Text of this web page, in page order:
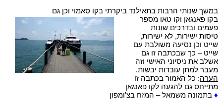
במשך שנותי הרבות בתאילנד ביקרתי בקו סאמוי וכן גם
בקו פאנגאן וקו טאו מספר
פעמים ובדרכים שונות –
טיסות ישירות, לא ישירות,
שייט וכן נסיעה משולבת עם
שייט – כך שבכתבה זו גם
אשלב את ניסיוני האישי וזה
מעבר למתן עובדות יבשות.
הערה: כל האמור בכתבה זו
מתייחס גם להגעה לקו פאנגאן
♦ בתמונה משמאל – המזח בצ'ומפון